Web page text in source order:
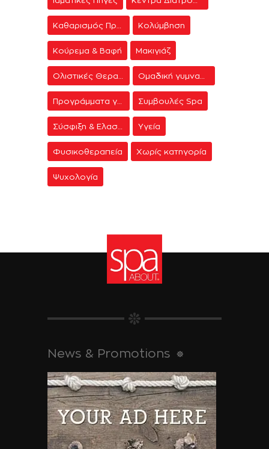
Κολύμβηση
Κούρεμα & Βαφή Μακιγιάζ
Συμβουλές Spa
Υγεία
Φυσικοθεραπεία Χωρίς κατηγορία
Ψυχολογία
News & Promotions